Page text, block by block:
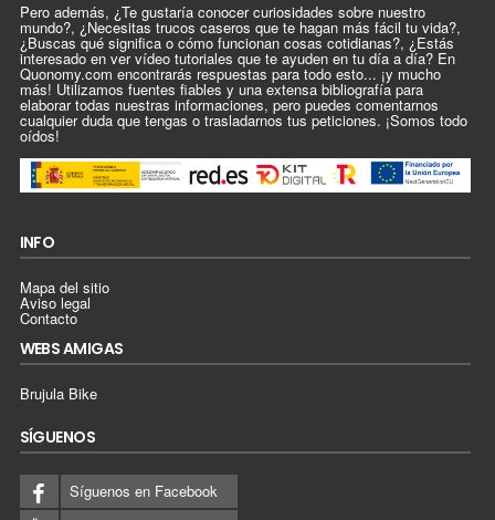
Pero además, ¿Te gustaría conocer curiosidades sobre nuestro
mundo?, ¿Necesitas trucos caseros que te hagan más fácil tu vida?,
¿Buscas qué significa o cómo funcionan cosas cotidianas?, ¿Estás
interesado en ver vídeo tutoriales que te ayuden en tu día a día? En
Quonomy.com encontrarás respuestas para todo esto... ¡y mucho
más! Utilizamos fuentes fiables y una extensa bibliografía para
elaborar todas nuestras informaciones, pero puedes comentarnos
cualquier duda que tengas o trasladarnos tus peticiones. ¡Somos todo
oídos!
INFO
Mapa del sitio
Aviso legal
Contacto
WEBS AMIGAS
Brujula Bike
SÍGUENOS
Síguenos en Facebook